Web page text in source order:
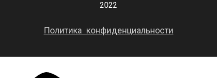
2022
Политика конфиденциальности